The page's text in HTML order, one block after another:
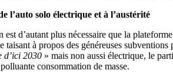
l’auto solo électrique et à l’austérité
d’autant plus nécessaire que la
à propos des généreuses
d’ici 2030 » mais non aussi électrique, le
consommation de masse.